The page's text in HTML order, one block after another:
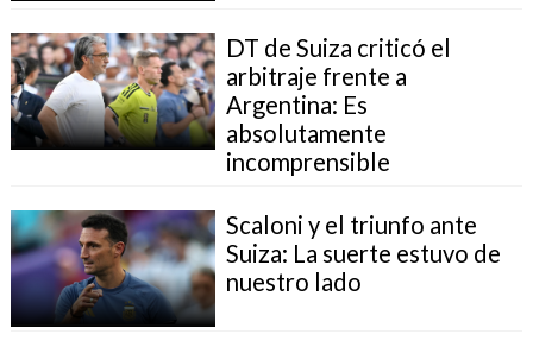
DT de Suiza criticó el
arbitraje frente a
Argentina: Es
absolutamente
incomprensible
Scaloni y el triunfo ante
Suiza: La suerte estuvo de
nuestro lado